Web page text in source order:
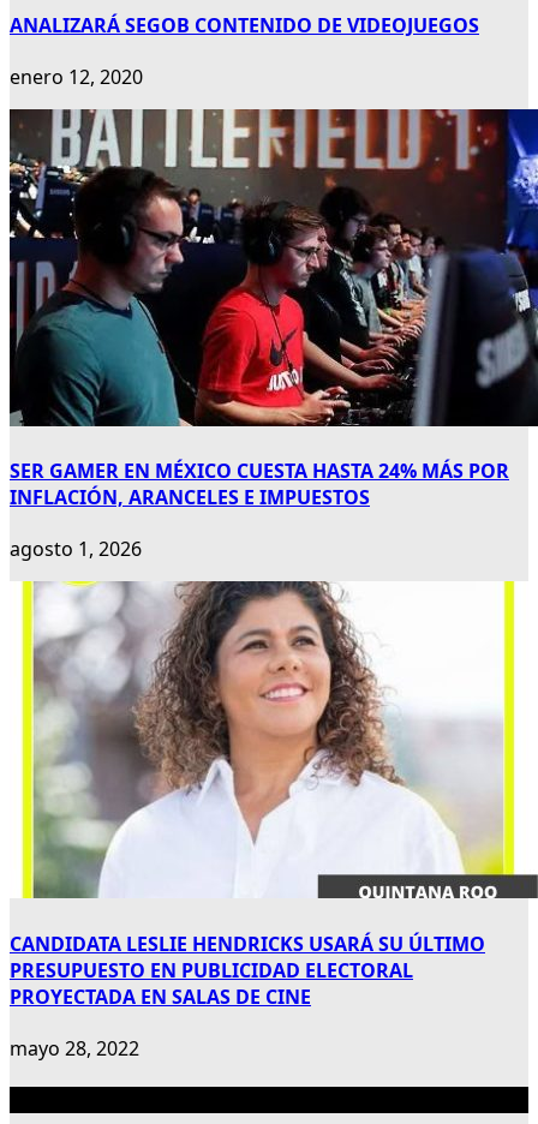
ANALIZARÁ SEGOB CONTENIDO DE VIDEOJUEGOS
enero 12, 2020
SER GAMER EN MÉXICO CUESTA HASTA 24% MÁS POR
INFLACIÓN, ARANCELES E IMPUESTOS
agosto 1, 2026
CANDIDATA LESLIE HENDRICKS USARÁ SU ÚLTIMO
PRESUPUESTO EN PUBLICIDAD ELECTORAL
PROYECTADA EN SALAS DE CINE
mayo 28, 2022